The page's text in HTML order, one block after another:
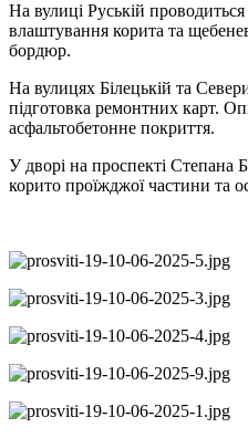
На вулиці Руській
влаштування корита та
бордюр.
На вулицях Білецькій та
підготовка ремонтних карт.
асфальтобетонне покриття.
У дворі на проспекті Степана
корито проїжджої частини та